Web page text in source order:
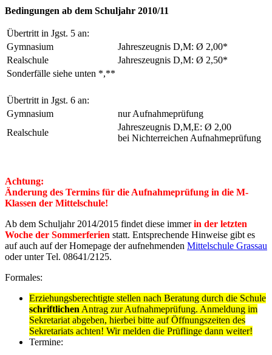
Bedingungen ab dem Schuljahr 2010/11
Übertritt in Jgst. 5 an:
Gymnasium
Jahreszeugnis D,M: Ø 2,00*
Realschule
Jahreszeugnis D,M: Ø 2,50*
Sonderfälle siehe unten *,**
Übertritt in Jgst. 6 an:
Gymnasium
nur Aufnahmeprüfung
Realschule
Jahreszeugnis D,M,E: Ø 2,00
bei Nichterreichen Aufnahmeprüfung
Achtung:
Änderung des Termins für die Aufnahmeprüfung in die M-
Klassen der Mittelschule!
Ab dem Schuljahr 2014/2015 findet diese immerin der letzten
Woche der Sommerferien statt. Entsprechende Hinweise gibt es
auf auch auf der Homepage der aufnehmenden Mittelschule Grassau
oder unter Tel. 08641/2125.
Formales:
Erziehungsberechtigte stellen nach Beratung durch die Schule
schriftlichenAntrag zur Aufnahmeprüfung. Anmeldung im
Sekretariat abgeben, hierbei bitte auf Öffnungszeiten des
Sekretariats achten! Wir melden die Prüflinge dann weiter!
Termine: